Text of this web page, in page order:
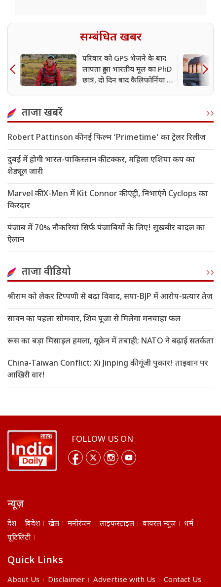
सम्बंधित खबर
परिवार को GPS भेजने के बाद
लापता हुआ भारतीय मूल का PhD
छात्र, दो दिन बाद कैलिफोर्निया में
ताजा खबरें
Robert Pattinson की नई फिल्म ‘Primetime’ का ट्रेलर रिलीज
दुबई में होगी भारत-पाकिस्तान की टक्कर, महिला एशिया कप का
शेड्यूल जारी
Marvel की X-Men में Kit Connor की एंट्री, निभाएंगे Cyclops का
किरदार
पंजाब में 70% नौकरियां सिर्फ पंजाबियों के लिए! सुखबीर बादल का
ऐलान
ताजा वीडियो
श्रीराम को लेकर टिप्पणी से बढ़ा विवाद, सपा-BJP में आरोप-प्रत्यार तेज
सावन का पहला सोमवार, शिव पूजा से मिलेगा मनचाहा फल
रूस का बड़ा मिसाइल हमला, यूक्रेन में तबाही; NATO ने बढ़ाई सतर्कता
China-Taiwan Conflict: Xi Jinping की गूंजी पुकार! ताइवान पर
आखिरी वार!
FOLLOW US ON
न्यूज़
देश विदेश खेल मनोरंजन लाइफस्टाइल वायरल न्यूज़
धर्म
यूटिलिटी
Quick Links
About Us Disclaimer Advertise with Us Contact Us